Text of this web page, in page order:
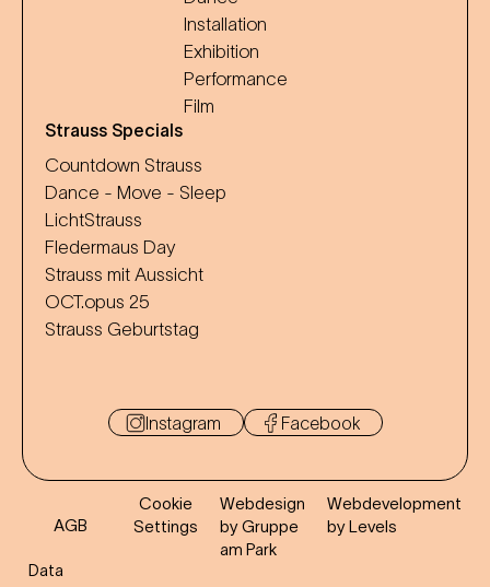
Installation
Exhibition
Performance
Film
Strauss Specials
Countdown Strauss
Dance - Move - Sleep
LichtStrauss
Fledermaus Day
Strauss mit Aussicht
OCT.opus 25
Strauss Geburtstag
Instagram Facebook
AGB
Data
Cookie
Settings
Webdesign
by Gruppe
am Park
Webdevelopment
by Levels